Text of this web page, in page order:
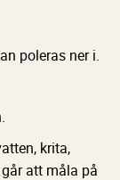
poleras ner i.
krita,
att måla på